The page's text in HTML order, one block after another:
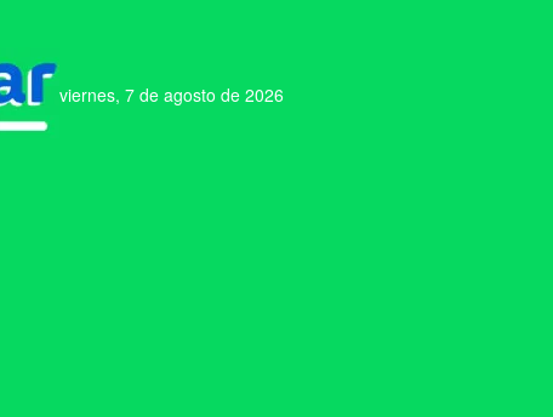
viernes, 7 de agosto de 2026